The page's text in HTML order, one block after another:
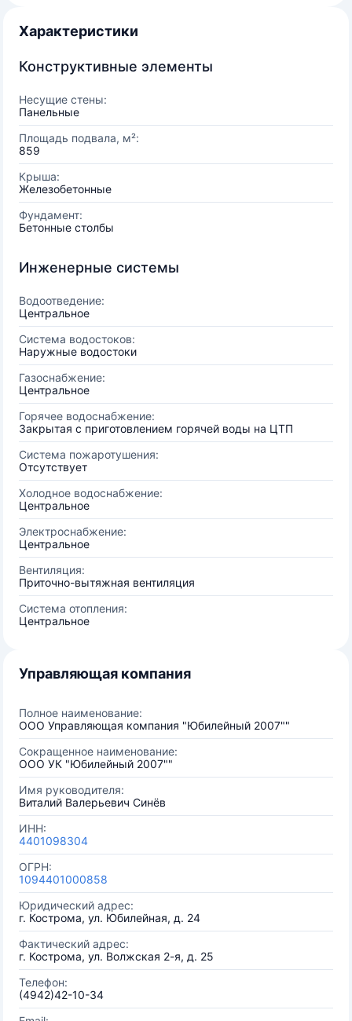
Характеристики
Конструктивные элементы
Несущие стены:
Панельные
Площадь подвала, м²:
859
Крыша:
Железобетонные
Фундамент:
Бетонные столбы
Инженерные системы
Водоотведение:
Центральное
Система водостоков:
Наружные водостоки
Газоснабжение:
Центральное
Горячее водоснабжение:
Закрытая с приготовлением горячей воды на ЦТП
Система пожаротушения:
Отсутствует
Холодное водоснабжение:
Центральное
Электроснабжение:
Центральное
Вентиляция:
Приточно-вытяжная вентиляция
Система отопления:
Центральное
Управляющая компания
Полное наименование:
ООО Управляющая компания "Юбилейный 2007""
Сокращенное наименование:
ООО УК "Юбилейный 2007""
Имя руководителя:
Виталий Валерьевич Синёв
ИНН:
4401098304
ОГРН:
1094401000858
Юридический адрес:
г. Кострома, ул. Юбилейная, д. 24
Фактический адрес:
г. Кострома, ул. Волжская 2-я, д. 25
Телефон:
(4942)42-10-34